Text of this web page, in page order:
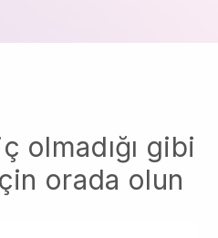
olmadığı gibi
orada olun